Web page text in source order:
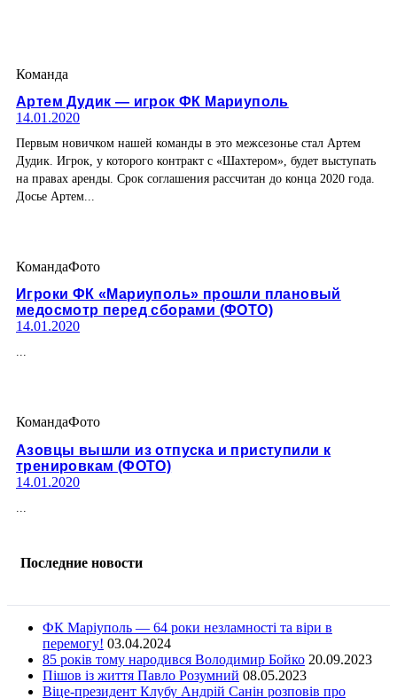
Команда
Артем Дудик — игрок ФК Мариуполь
14.01.2020
Первым новичком нашей команды в это межсезонье стал Артем
Дудик. Игрок, у которого контракт с «Шахтером», будет выступать
на правах аренды. Срок соглашения рассчитан до конца 2020 года.
Досье Артем...
КомандаФото
Игроки ФК «Мариуполь» прошли плановый
медосмотр перед сборами (ФОТО)
14.01.2020
...
КомандаФото
Азовцы вышли из отпуска и приступили к
тренировкам (ФОТО)
14.01.2020
Последние новости
ФК Маріуполь — 64 роки незламності та віри в
перемогу! 03.04.2024
85 років тому народився Володимир Бойко 20.09.2023
Пішов із життя Павло Розумний 08.05.2023
Віце-президент Клубу Андрій Санін розповів про